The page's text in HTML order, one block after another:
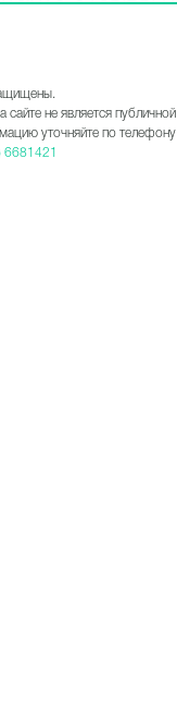
сайте не является
уточняйте по телефону
6681421